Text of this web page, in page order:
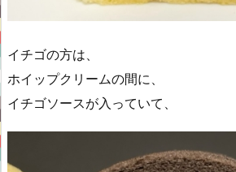
イチゴの方は、
ホイップクリームの間に、
イチゴソースが入っていて、